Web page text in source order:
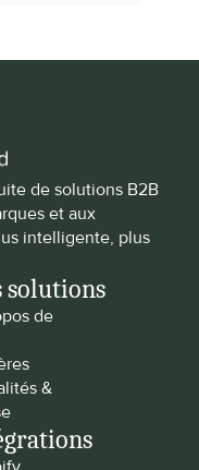
de solutions B2B
et aux
intelligente, plus
solutions
de
&